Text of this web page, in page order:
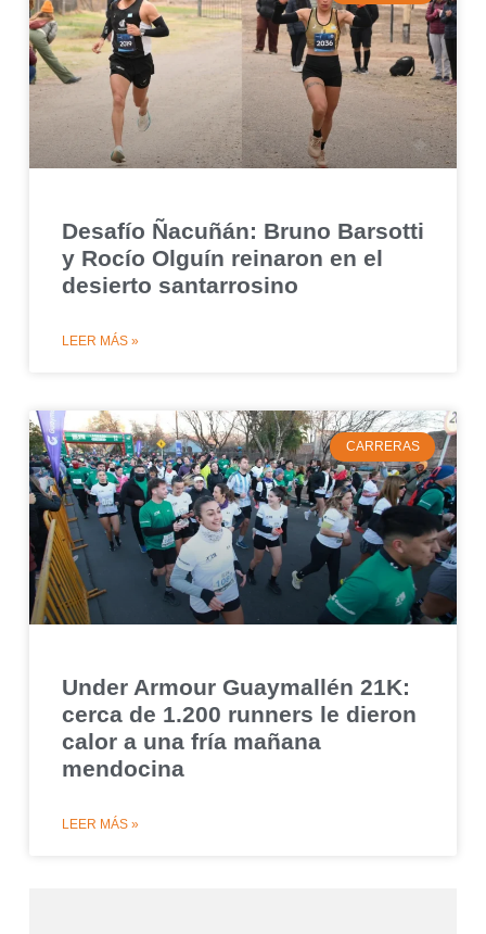
Desafío Ñacuñán: Bruno Barsotti
y Rocío Olguín reinaron en el
desierto santarrosino
LEER MÁS »
CARRERAS
Under Armour Guaymallén 21K:
cerca de 1.200 runners le dieron
calor a una fría mañana
mendocina
LEER MÁS »